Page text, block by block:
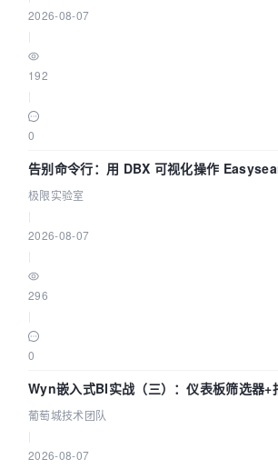
2026-08-07
192
0
告别命令行：用 DBX 可视化操作
极限实验室
2026-08-07
296
0
Wyn嵌入式BI实战（三）：仪表板筛选器+
数联动全闭环
葡萄城技术团队
2026-08-07